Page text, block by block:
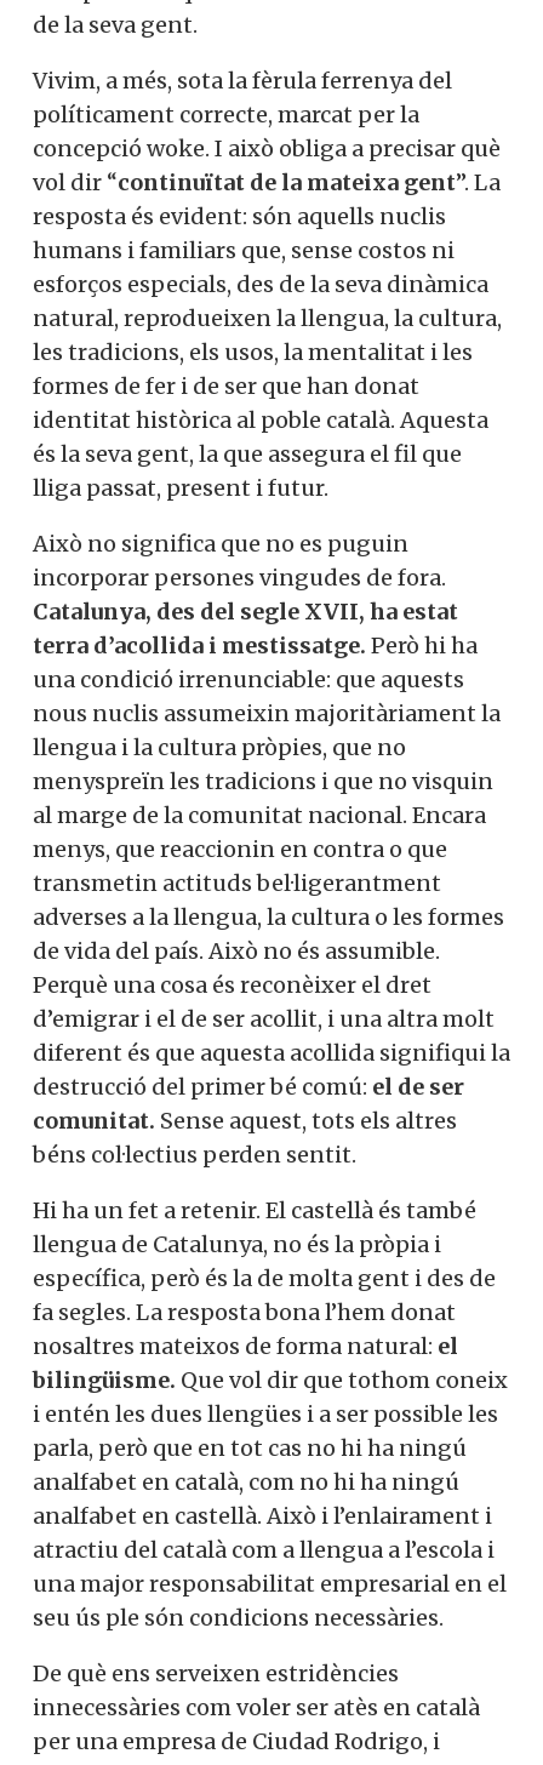
de la seva gent.
Vivim, a més, sota la fèrula ferrenya del
políticament correcte, marcat per la
concepció woke. I això obliga a precisar què
vol dir “continuïtat de la mateixa gent”. La
resposta és evident: són aquells nuclis
humans i familiars que, sense costos ni
esforços especials, des de la seva dinàmica
natural, reprodueixen la llengua, la cultura,
les tradicions, els usos, la mentalitat i les
formes de fer i de ser que han donat
identitat històrica al poble català. Aquesta
és la seva gent, la que assegura el fil que
lliga passat, present i futur.
Això no significa que no es puguin
incorporar persones vingudes de fora.
Catalunya, des del segle XVII, ha estat
terra d’acollida i mestissatge. Però hi ha
una condició irrenunciable: que aquests
nous nuclis assumeixin majoritàriament la
llengua i la cultura pròpies, que no
menyspreïn les tradicions i que no visquin
al marge de la comunitat nacional. Encara
menys, que reaccionin en contra o que
transmetin actituds bel·ligerantment
adverses a la llengua, la cultura o les formes
de vida del país. Això no és assumible.
Perquè una cosa és reconèixer el dret
d’emigrar i el de ser acollit, i una altra molt
diferent és que aquesta acollida signifiqui la
destrucció del primer bé comú: el de ser
comunitat. Sense aquest, tots els altres
béns col·lectius perden sentit.
Hi ha un fet a retenir. El castellà és també
llengua de Catalunya, no és la pròpia i
específica, però és la de molta gent i des de
fa segles. La resposta bona l’hem donat
nosaltres mateixos de forma natural: el
bilingüisme. Que vol dir que tothom coneix
i entén les dues llengües i a ser possible les
parla, però que en tot cas no hi ha ningú
analfabet en català, com no hi ha ningú
analfabet en castellà. Això i l’enlairament i
atractiu del català com a llengua a l’escola i
una major responsabilitat empresarial en el
seu ús ple són condicions necessàries.
De què ens serveixen estridències
innecessàries com voler ser atès en català
per una empresa de Ciudad Rodrigo, i